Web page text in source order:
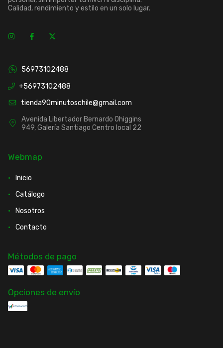
Calidad, rendimiento y estilo en un solo lugar.
56973102488
+56973102488
tienda90minutoschile@gmail.com
Avenida Libertador Bernardo Ohiggins
949, Galería Santiago Centro local 22
Webmap
Inicio
Catálogo
Nosotros
Contacto
Métodos de pago
Opciones de envío